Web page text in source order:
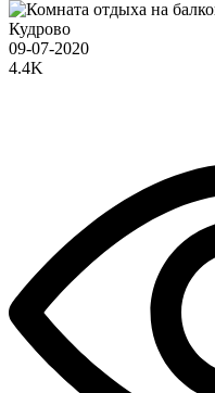
Кудрово
09-07-2020
4.4K